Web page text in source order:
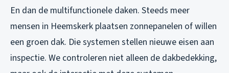
En dan de multifunctionele daken. Steeds meer
mensen in Heemskerk plaatsen zonnepanelen of willen
een groen dak. Die systemen stellen nieuwe eisen aan
inspectie. We controleren niet alleen de dakbedekking,